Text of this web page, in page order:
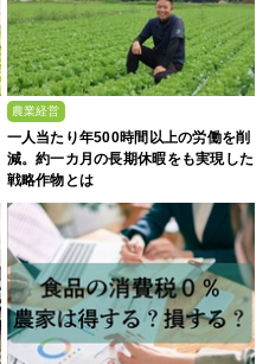
農業経営
一人当たり年500時間以上の労働を削
減。約一カ月の長期休暇をも実現した
戦略作物とは